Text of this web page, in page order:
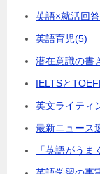
英語×就活回答
英語育児(5)
潜在意識の書
IELTSとTOEFL
英文ライティ
最新ニュース
「英語がう